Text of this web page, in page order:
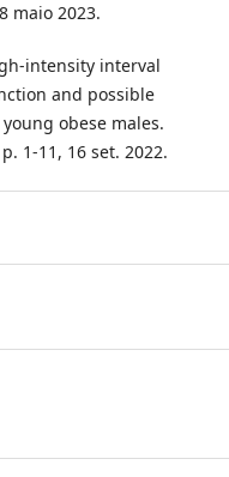
maio 2023.
intensity interval
and possible
obese males.
1-11, 16 set. 2022.